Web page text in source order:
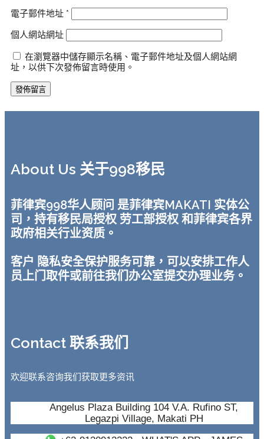
電子郵件地址 *
個人網站網址
在瀏覽器中儲存顯示名稱、電子郵件地址及個人網站網
址，以供下次發佈留言時使用。
About Us 关于998移民
菲律宾998华人顾问 是菲律宾MAKATI 实体公
司，持有移民局授权 劳工部授权 和菲律宾各界
政府相关行业资质。
客户 隐私安全保护服务可靠，可以安排工作人
员上门取件或前往我们办公室提交办理业务。
Contact 联系我们
欢迎联系咨询我们获取更多资讯
Angelus Plaza Building 104 V.A. Rufino ST,
Legazpi Village, Makati PH